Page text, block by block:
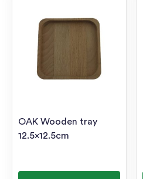
OAK Wooden tray
12.5×12.5cm